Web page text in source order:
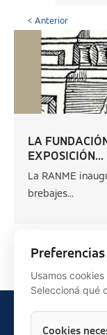
< Anterior
LA
EXPOSICIÓN...
La RANME
brebajes...
Usamos
Seleccioná qué
Cookies